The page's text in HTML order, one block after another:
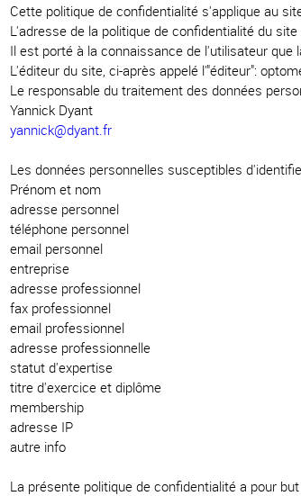
Cette politique de confidentialité s'applique au
L'adresse de la politique de confidentialité du
Il est porté à la connaissance de l'utilisateur
L'éditeur du site, ci-après appelé l'"éditeur":
Le responsable du traitement des données
Yannick Dyant
yannick@dyant.fr
Les données personnelles susceptibles
Prénom et nom
adresse personnel
téléphone personnel
email personnel
entreprise
adresse professionnel
fax professionnel
email professionnel
adresse professionnelle
statut d'expertise
titre d'exercice et diplôme
membership
adresse IP
autre info
La présente politique de confidentialité a pour